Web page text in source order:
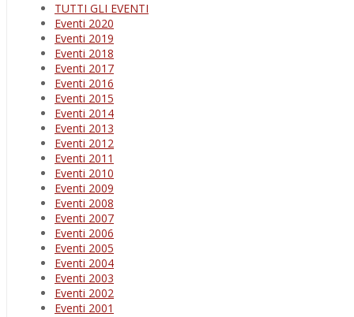
TUTTI GLI EVENTI
Eventi 2020
Eventi 2019
Eventi 2018
Eventi 2017
Eventi 2016
Eventi 2015
Eventi 2014
Eventi 2013
Eventi 2012
Eventi 2011
Eventi 2010
Eventi 2009
Eventi 2008
Eventi 2007
Eventi 2006
Eventi 2005
Eventi 2004
Eventi 2003
Eventi 2002
Eventi 2001